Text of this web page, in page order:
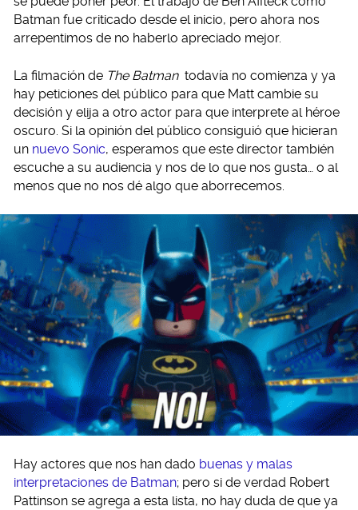
Batman fue criticado desde el inicio, pero ahora nos
arrepentimos de no haberlo apreciado mejor.
La filmación de The Batman todavía no comienza y ya
hay peticiones del público para que Matt cambie su
decisión y elija a otro actor para que interprete al héroe
oscuro. Si la opinión del público consiguió que hicieran
un nuevo Sonic, esperamos que este director también
escuche a su audiencia y nos de lo que nos gusta… o al
menos que no nos dé algo que aborrecemos.
Hay actores que nos han dado buenas y malas
interpretaciones de Batman; pero si de verdad Robert
Pattinson se agrega a esta lista, no hay duda de que ya